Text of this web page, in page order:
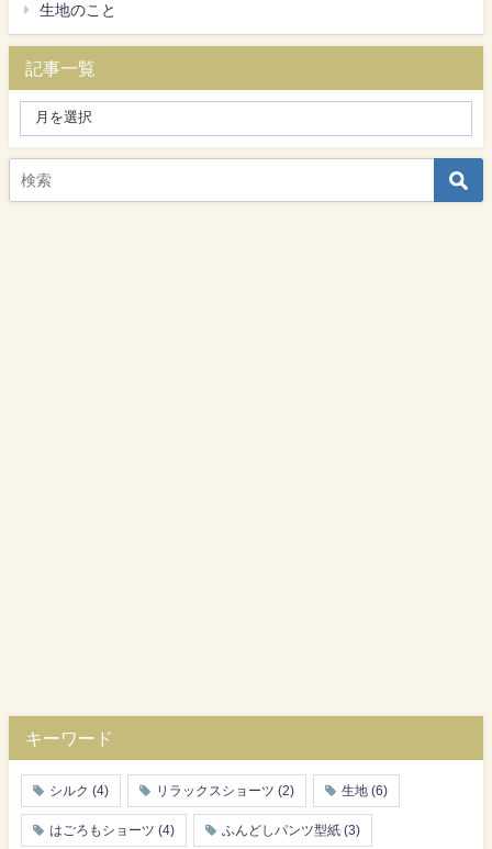
生地のこと
記事一覧
キーワード
シルク (4) リラックスショーツ (2) 生地 (6)
はごろもショーツ (4) ふんどしパンツ型紙 (3)